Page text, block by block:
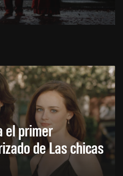
el primer
de Las chicas